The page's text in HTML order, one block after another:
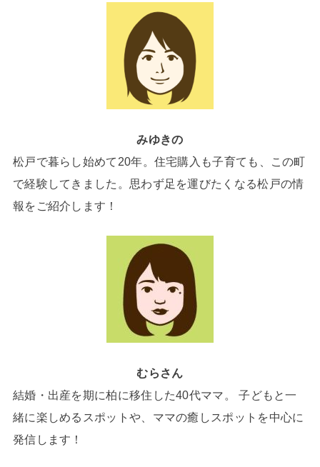
みゆきの
松戸で暮らし始めて20年。住宅購入も子育ても、この町
で経験してきました。思わず足を運びたくなる松戸の情
報をご紹介します！
むらさん
結婚・出産を期に柏に移住した40代ママ。 子どもと一
緒に楽しめるスポットや、ママの癒しスポットを中心に
発信します！